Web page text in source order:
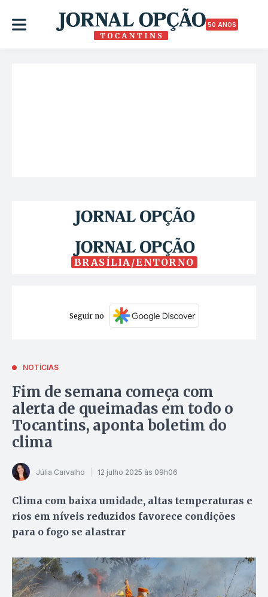
50 ANOS
BRASÍLIA/ENTORNO
Seguir no
NOTÍCIAS
Fim de semana começa com
alerta de queimadas em todo o
Tocantins, aponta boletim do
clima
Júlia Carvalho 12 julho 2025 às 09h06
Clima com baixa umidade, altas temperaturas e
rios em níveis reduzidos favorece condições
para o fogo se alastrar